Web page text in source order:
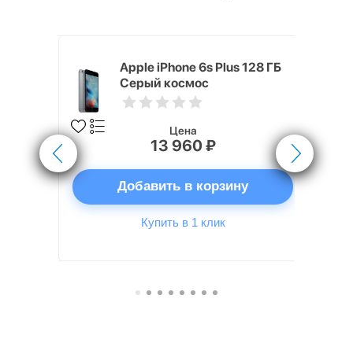
Apple iPhone 6s Plus 128 ГБ
Серый космос
Цена
13 960 ₽
Добавить в корзину
Купить в 1 клик